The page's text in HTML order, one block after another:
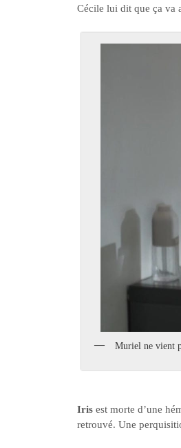
Cécile lui dit que ça va
Muriel ne vient
Iris est morte d’une
retrouvé. Une